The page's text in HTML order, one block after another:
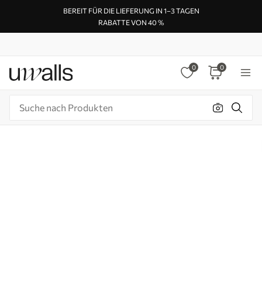
BEREIT FÜR DIE LIEFERUNG IN 1–3 TAGEN
RABATTE VON 40 %
0 0